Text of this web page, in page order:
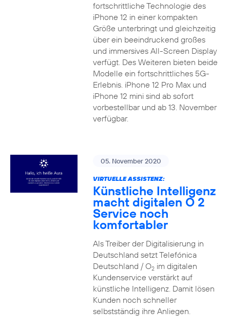
fortschrittliche Technologie des
iPhone 12 in einer kompakten
Größe unterbringt und gleichzeitig
über ein beeindruckend großes
und immersives All-Screen Display
verfügt. Des Weiteren bieten beide
Modelle ein fortschrittliches 5G-
Erlebnis. iPhone 12 Pro Max und
iPhone 12 mini sind ab sofort
vorbestellbar und ab 13. November
verfügbar.
05. November 2020
VIRTUELLE ASSISTENZ:
Künstliche Intelligenz
macht digitalen O 2
Service noch
komfortabler
Als Treiber der Digitalisierung in
Deutschland setzt Telefónica
Deutschland / O2im digitalen
Kundenservice verstärkt auf
künstliche Intelligenz. Damit lösen
Kunden noch schneller
selbstständig ihre Anliegen.